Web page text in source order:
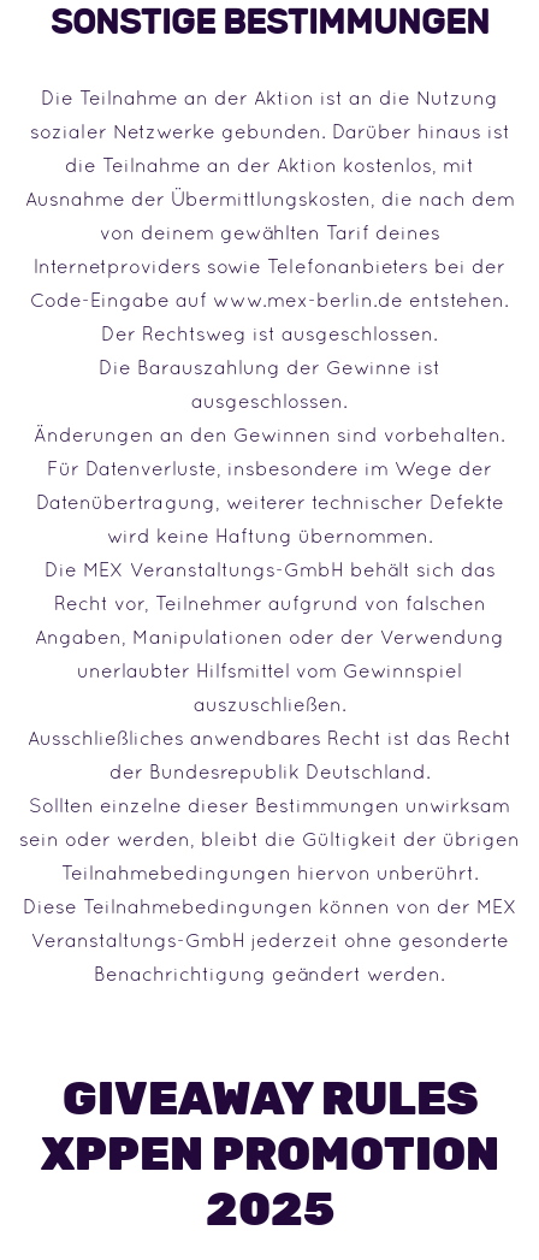
SONSTIGE BESTIMMUNGEN
Die Teilnahme an der Aktion ist an die Nutzung
sozialer Netzwerke gebunden. Darüber hinaus ist
die Teilnahme an der Aktion kostenlos, mit
Ausnahme der Übermittlungskosten, die nach dem
von deinem gewählten Tarif deines
lnternetproviders sowie Telefonanbieters bei der
Code-Eingabe auf www.mex-berlin.de entstehen.
Der Rechtsweg ist ausgeschlossen.
Die Barauszahlung der Gewinne ist
ausgeschlossen.
Änderungen an den Gewinnen sind vorbehalten.
Für Datenverluste, insbesondere im Wege der
Datenübertragung, weiterer technischer Defekte
wird keine Haftung übernommen.
Die MEX Veranstaltungs-GmbH behält sich das
Recht vor, Teilnehmer aufgrund von falschen
Angaben, Manipulationen oder der Verwendung
unerlaubter Hilfsmittel vom Gewinnspiel
auszuschließen.
Ausschließliches anwendbares Recht ist das Recht
der Bundesrepublik Deutschland.
Sollten einzelne dieser Bestimmungen unwirksam
sein oder werden, bleibt die Gültigkeit der übrigen
Teilnahmebedingungen hiervon unberührt.
Diese Teilnahmebedingungen können von der MEX
Veranstaltungs-GmbH jederzeit ohne gesonderte
Benachrichtigung geändert werden.
GIVEAWAY RULES
XPPEN PROMOTION
2025